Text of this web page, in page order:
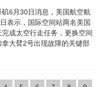
矶6月30日消息，美国航空航
表示，国际空间站两名美国
成太空行走任务，更换空间
大臂2号出现故障的关键部